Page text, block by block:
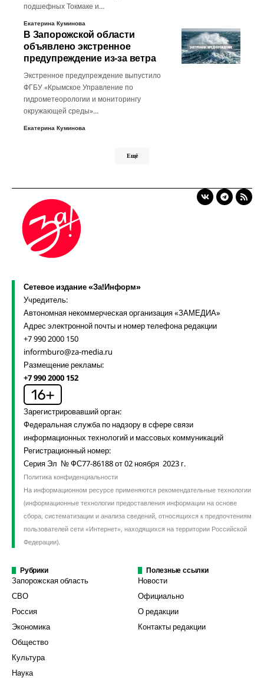
подшефных Токмаке и…
Екатерина Куминова
В Запорожской области
объявлено экстренное
предупреждение из-за ветра
Экстренное предупреждение выпустило
ФГБУ «Крымское Управление по
гидрометеорологии и мониторингу
окружающей среды»…
Екатерина Куминова
Ещё
Сетевое издание «За!Информ»
Учредитель:
Автономная некоммерческая организация «ЗАМЕДИА»
Адрес электронной почты и номер телефона редакции
+7 990 2000 150
informburo@za-media.ru
Размещение рекламы:
+7 990 2000 152
Зарегистрировавший орган:
Федеральная служба по надзору в сфере связи
информационных технологий и массовых коммуникаций
Регистрационный номер:
Серия Эл № ФС77-86188 от 02 ноября 2023 г.
Политика конфиденциальности
На информационном ресурсе применяются рекомендательные технологии
(информационные технологии предоставления информации на основе
сбора, систематизации и анализа сведений, относящихся к предпочтениям
пользователей сети «Интернет», находящихся на территории Российской
Федерации).
Рубрики
Запорожская область
СВО
Россия
Экономика
Общество
Культура
Наука
Полезные ссылки
Новости
Официально
О редакции
Контакты редакции